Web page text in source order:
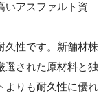
いアスファルト資
久性です。新舗材株
選された原材料と独
よりも耐久性に優れ